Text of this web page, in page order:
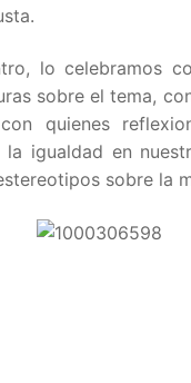
lo celebramos
sobre el tema,
quienes
la igualdad en
sobre la